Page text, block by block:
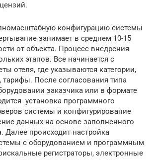
конфигурацию системы
занимает в среднем 10-15
от объекта. Процесс внедрения
этапов. Все начинается с
отеля, где указываются категории,
тарифы. После согласования типа
заказчика или в формате
установка программного
системы и конфигурирование
данных на основе заполненного
Далее происходит настройка
с оборудованием и программным
регистраторы, электронные